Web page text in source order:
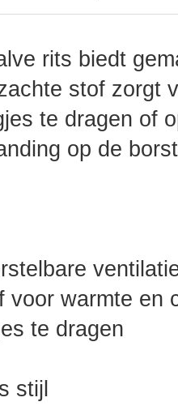
rits biedt
stof zorgt
te dragen of
op de
voor warmte en
te dragen
stijl